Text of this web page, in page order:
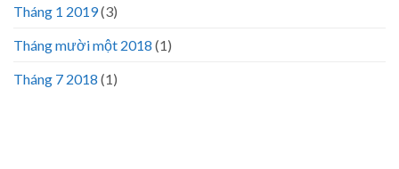
Tháng 1 2019(3)
Tháng mười một 2018 (1)
Tháng 7 2018 (1)